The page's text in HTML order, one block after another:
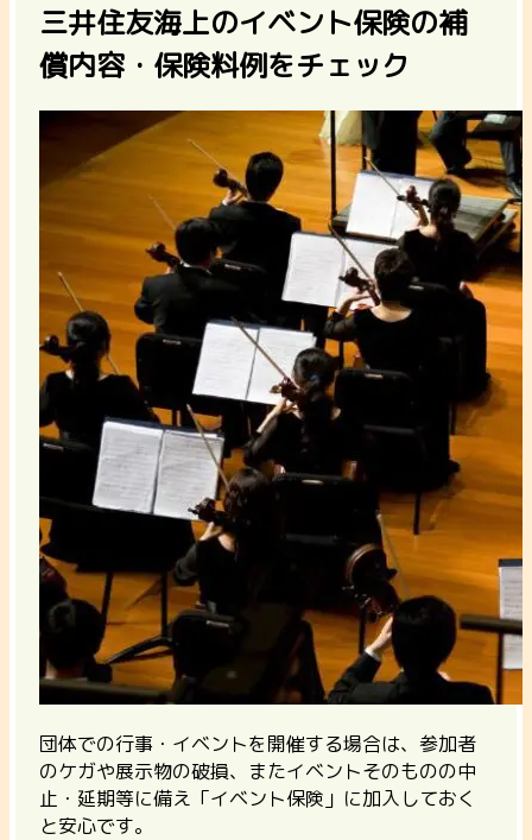
三井住友海上のイベント保険の補
償内容・保険料例をチェック
団体での行事・イベントを開催する場合は、参加者
のケガや展示物の破損、またイベントそのものの中
止・延期等に備え「イベント保険」に加入しておく
と安心です。